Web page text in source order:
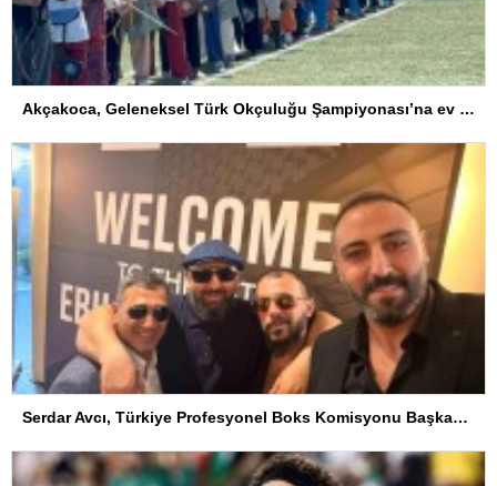
Akçakoca, Geleneksel Türk Okçuluğu Şampiyonası’na ev sahipliği yapıyor
Serdar Avcı, Türkiye Profesyonel Boks Komisyonu Başkanı Seçildi